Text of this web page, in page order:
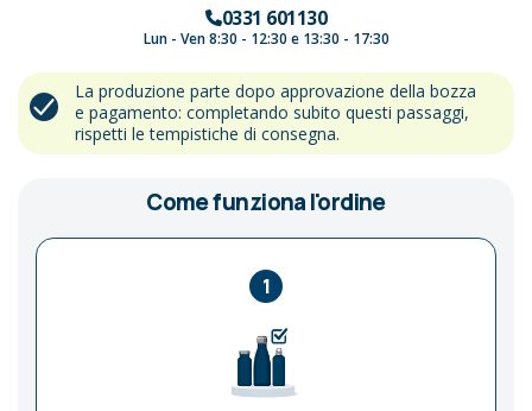
0331 601130
Lun - Ven 8:30 - 12:30 e 13:30 - 17:30
La produzione parte dopo approvazione della bozza
e pagamento: completando subito questi passaggi,
rispetti le tempistiche di consegna.
Come funziona l'ordine
1